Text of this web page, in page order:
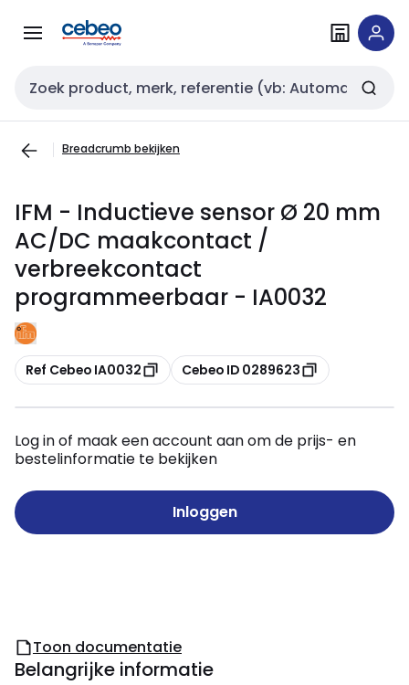
naar
naar
Zoekveld invoer
Breadcrumb bekijken
IFM - Inductieve sensor Ø 20 mm
AC/DC maakcontact /
verbreekcontact
programmeerbaar - IA0032
Kopiëren
Ref Cebeo IA0032 Kopiëren
Cebeo ID 0289623
Log in of maak een account aan om de prijs- en
bestelinformatie te bekijken
Inloggen
Toon documentatie
Belangrijke informatie